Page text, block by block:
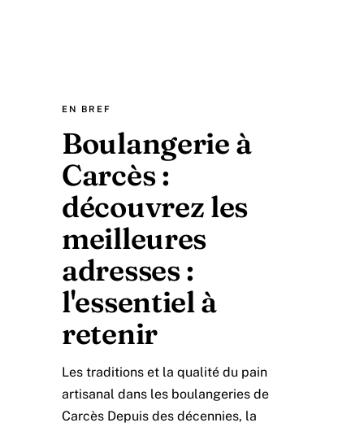
EN BREF
Boulangerie à
Carcès :
découvrez les
meilleures
adresses :
l'essentiel à
retenir
Les traditions et la qualité du pain
artisanal dans les boulangeries de
Carcès Depuis des décennies, la